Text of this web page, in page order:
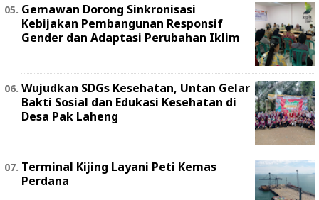
Gemawan Dorong Sinkronisasi
Kebijakan Pembangunan Responsif
Gender dan Adaptasi Perubahan Iklim
Wujudkan SDGs Kesehatan, Untan Gelar
Bakti Sosial dan Edukasi Kesehatan di
Desa Pak Laheng
Terminal Kijing Layani Peti Kemas
Perdana